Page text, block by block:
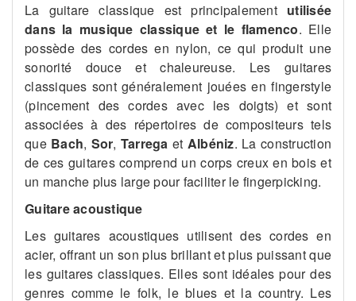
La guitare classique est principalement utilisée
dans la musique classique et le flamenco. Elle
possède des cordes en nylon, ce qui produit une
sonorité douce et chaleureuse. Les guitares
classiques sont généralement jouées en fingerstyle
(pincement des cordes avec les doigts) et sont
associées à des répertoires de compositeurs tels
que Bach, Sor, Tarrega et Albéniz. La construction
de ces guitares comprend un corps creux en bois et
un manche plus large pour faciliter le fingerpicking.
Guitare acoustique
Les guitares acoustiques utilisent des cordes en
acier, offrant un son plus brillant et plus puissant que
les guitares classiques. Elles sont idéales pour des
genres comme le folk, le blues et la country. Les